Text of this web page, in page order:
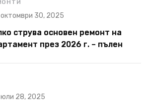
октомври 30, 2025
струва основен ремонт на
през 2026 г. – пълен
юли 28, 2025